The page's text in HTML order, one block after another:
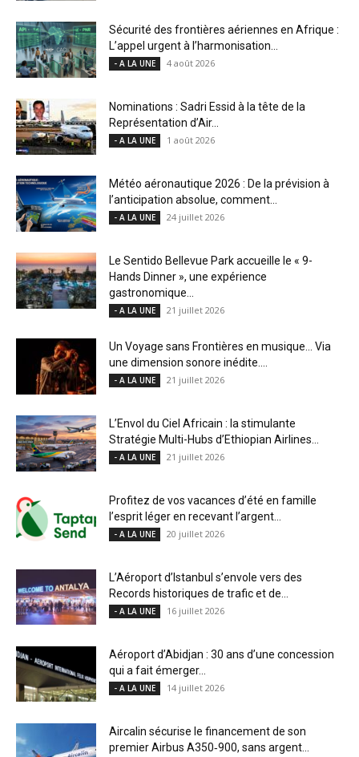
Sécurité des frontières aériennes en Afrique :
L’appel urgent à l’harmonisation...
- A LA UNE 4 août 2026
Nominations : Sadri Essid à la tête de la
Représentation d’Air...
- A LA UNE 1 août 2026
Météo aéronautique 2026 : De la prévision à
l’anticipation absolue, comment...
- A LA UNE 24 juillet 2026
Le Sentido Bellevue Park accueille le « 9-
Hands Dinner », une expérience
gastronomique...
- A LA UNE 21 juillet 2026
Un Voyage sans Frontières en musique… Via
une dimension sonore inédite....
- A LA UNE 21 juillet 2026
L’Envol du Ciel Africain : la stimulante
Stratégie Multi-Hubs d’Ethiopian Airlines...
- A LA UNE 21 juillet 2026
Profitez de vos vacances d’été en famille
l’esprit léger en recevant l’argent...
- A LA UNE 20 juillet 2026
L’Aéroport d’Istanbul s’envole vers des
Records historiques de trafic et de...
- A LA UNE 16 juillet 2026
Aéroport d’Abidjan : 30 ans d’une concession
qui a fait émerger...
- A LA UNE 14 juillet 2026
Aircalin sécurise le financement de son
premier Airbus A350‑900, sans argent...